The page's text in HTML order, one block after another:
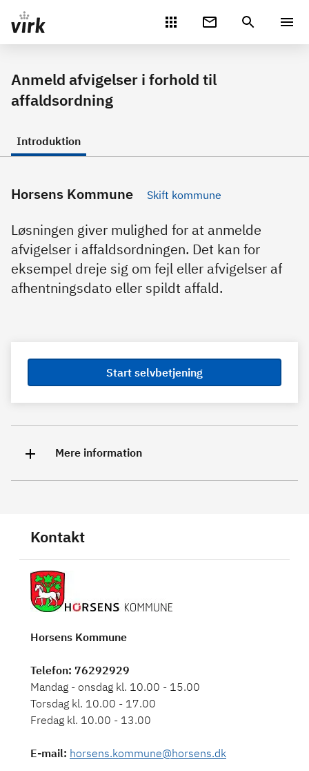
Gå direkte til indhold
Anmeld afvigelser i forhold til
affaldsordning
Introduktion
Horsens Kommune Skift kommune
Løsningen giver mulighed for at anmelde
afvigelser i affaldsordningen. Det kan for
eksempel dreje sig om fejl eller afvigelser af
afhentningsdato eller spildt affald.
Start selvbetjening
Mere information
Kontakt
Horsens Kommune
Telefon: 76292929
Mandag - onsdag kl. 10.00 - 15.00
Torsdag kl. 10.00 - 17.00
Fredag kl. 10.00 - 13.00
E-mail: horsens.kommune@horsens.dk